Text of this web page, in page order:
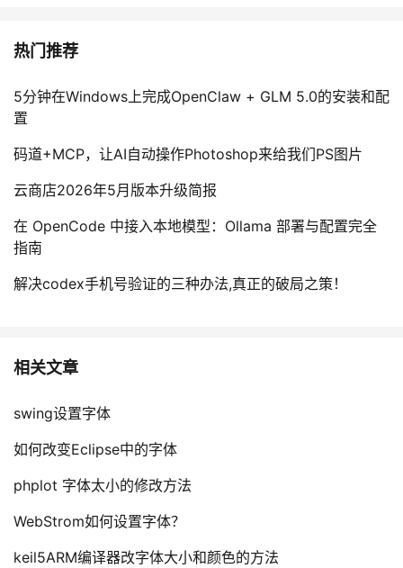
热门推荐
5分钟在Windows上完成OpenClaw + GLM 5.0的安装和配
置
码道+MCP，让AI自动操作Photoshop来给我们PS图片
云商店2026年5月版本升级简报
在 OpenCode 中接入本地模型：Ollama 部署与配置完全
指南
解决codex手机号验证的三种办法,真正的破局之策！
相关文章
swing设置字体
如何改变Eclipse中的字体
phplot 字体太小的修改方法
WebStrom如何设置字体？
keil5ARM编译器改字体大小和颜色的方法